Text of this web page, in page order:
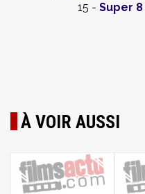
15 - Super 8
À VOIR AUSSI